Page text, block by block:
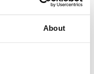
About